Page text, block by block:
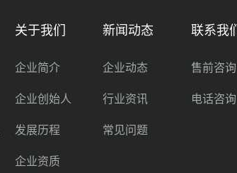
关于我们
企业简介
企业创始人
发展历程
企业资质
新闻动态
企业动态
行业资讯
常见问题
联系我们
售前咨询
电话咨询